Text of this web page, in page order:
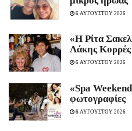
6 ΑΥΓΟΥΣΤΟΥ 2026
«Η Ρίτα
Λάκης
6 ΑΥΓΟΥΣΤΟΥ 2026
«Spa
φωτογραφίες
6 ΑΥΓΟΥΣΤΟΥ 2026